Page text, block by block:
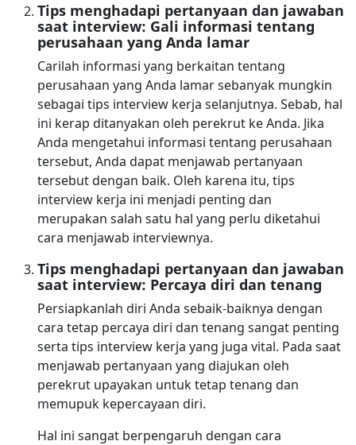
Tips menghadapi pertanyaan dan jawaban
saat interview: Gali informasi tentang
perusahaan yang Anda lamar
Carilah informasi yang berkaitan tentang
perusahaan yang Anda lamar sebanyak mungkin
sebagai tips interview kerja selanjutnya. Sebab, hal
ini kerap ditanyakan oleh perekrut ke Anda. Jika
Anda mengetahui informasi tentang perusahaan
tersebut, Anda dapat menjawab pertanyaan
tersebut dengan baik. Oleh karena itu, tips
interview kerja ini menjadi penting dan
merupakan salah satu hal yang perlu diketahui
cara menjawab interviewnya.
Tips menghadapi pertanyaan dan jawaban
saat interview: Percaya diri dan tenang
Persiapkanlah diri Anda sebaik-baiknya dengan
cara tetap percaya diri dan tenang sangat penting
serta tips interview kerja yang juga vital. Pada saat
menjawab pertanyaan yang diajukan oleh
perekrut upayakan untuk tetap tenang dan
memupuk kepercayaan diri.
Hal ini sangat berpengaruh dengan cara